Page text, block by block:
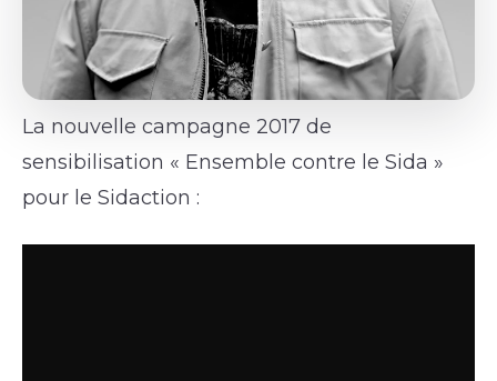
La nouvelle campagne 2017 de
sensibilisation « Ensemble contre le Sida »
pour le Sidaction :